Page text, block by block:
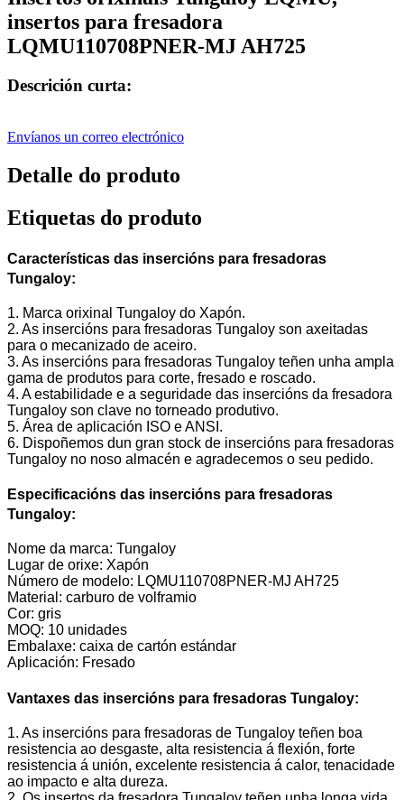
insertos para fresadora
LQMU110708PNER-MJ AH725
Descrición curta:
Envíanos un correo electrónico
Detalle do produto
Etiquetas do produto
Características das insercións para fresadoras
Tungaloy:
1. Marca orixinal Tungaloy do Xapón.
2. As insercións para fresadoras Tungaloy son axeitadas
para o mecanizado de aceiro.
3. As insercións para fresadoras Tungaloy teñen unha ampla
gama de produtos para corte, fresado e roscado.
4. A estabilidade e a seguridade das insercións da fresadora
Tungaloy son clave no torneado produtivo.
5. Área de aplicación ISO e ANSI.
6. Dispoñemos dun gran stock de insercións para fresadoras
Tungaloy no noso almacén e agradecemos o seu pedido.
Especificacións das insercións para fresadoras
Tungaloy:
Nome da marca: Tungaloy
Lugar de orixe: Xapón
Número de modelo: LQMU110708PNER-MJ AH725
Material: carburo de volframio
Cor: gris
MOQ: 10 unidades
Embalaxe: caixa de cartón estándar
Aplicación: Fresado
Vantaxes das insercións para fresadoras Tungaloy:
1. As insercións para fresadoras de Tungaloy teñen boa
resistencia ao desgaste, alta resistencia á flexión, forte
resistencia á unión, excelente resistencia á calor, tenacidade
ao impacto e alta dureza.